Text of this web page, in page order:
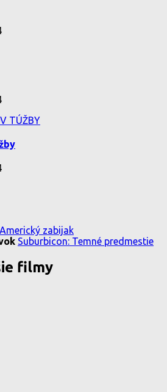
Americký zabijak
Suburbicon: Temné predmestie
filmy